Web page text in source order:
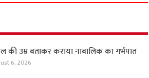
की उम्र बताकर कराया नाबालिक का गर्भपात
6, 2026